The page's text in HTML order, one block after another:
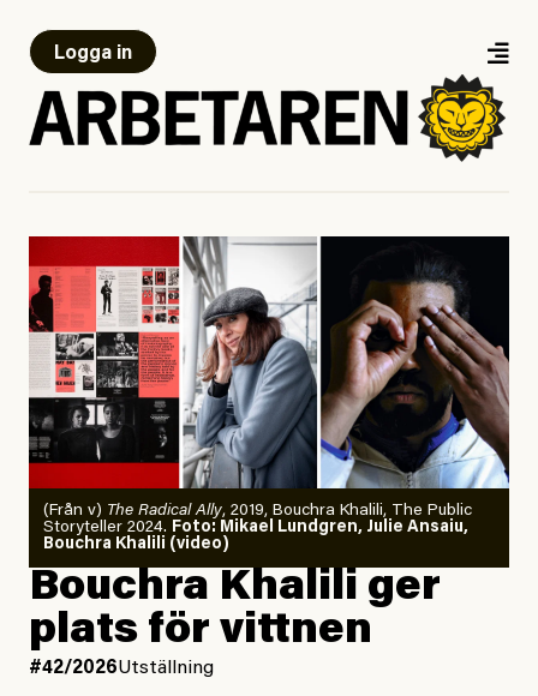
Logga in
(Från v) The Radical Ally, 2019, Bouchra Khalili, The Public
Storyteller 2024. Foto: Mikael Lundgren, Julie Ansaiu,
Bouchra Khalili (video)
Bouchra Khalili ger
plats för vittnen
#42/2026Utställning